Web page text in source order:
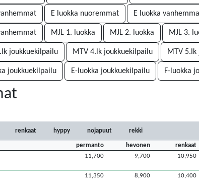
E luokka nuoremmat E luokka
MJL 1. luokka MJL 2. luokka MJL 3.
joukkuekilpailu MTV 4.lk joukkuekilpailu MTV
joukkuekilpailu E-luokka joukkuekilpailu F-luokka
renkaat hyppy nojapuut rekki
permanto hevonen renkaat
11,700 9,700 10,950
11,350 8,900 10,400